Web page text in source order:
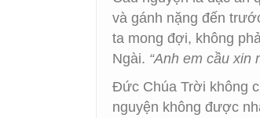
và gánh nặng đến
ta mong đợi, không
Ngài. “Anh em cầu xin
Đức Chúa Trời không
nguyện không được